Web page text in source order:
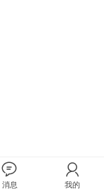
消息 我的